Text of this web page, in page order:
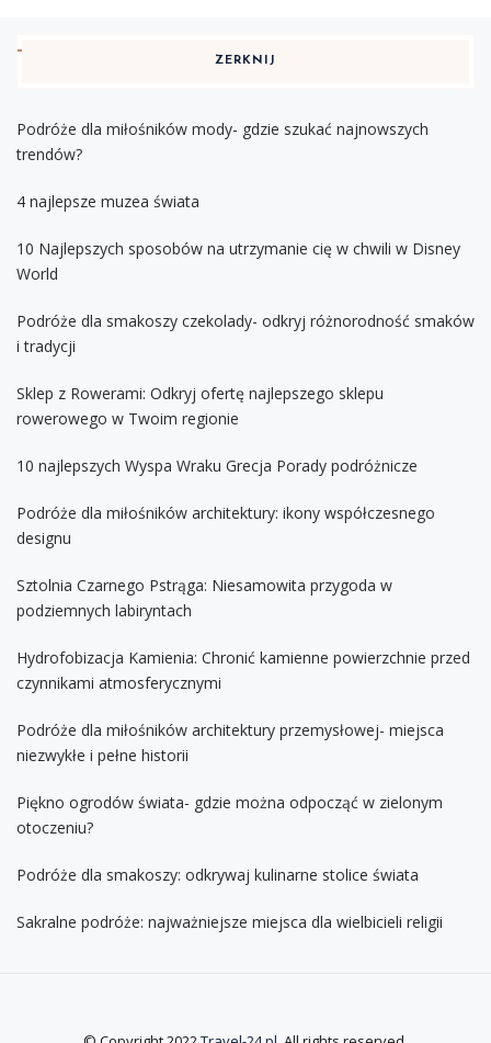
ZERKNIJ
Podróże dla miłośników mody- gdzie szukać najnowszych
trendów?
4 najlepsze muzea świata
10 Najlepszych sposobów na utrzymanie cię w chwili w Disney
World
Podróże dla smakoszy czekolady- odkryj różnorodność smaków
i tradycji
Sklep z Rowerami: Odkryj ofertę najlepszego sklepu
rowerowego w Twoim regionie
10 najlepszych Wyspa Wraku Grecja Porady podróżnicze
Podróże dla miłośników architektury: ikony współczesnego
designu
Sztolnia Czarnego Pstrąga: Niesamowita przygoda w
podziemnych labiryntach
Hydrofobizacja Kamienia: Chronić kamienne powierzchnie przed
czynnikami atmosferycznymi
Podróże dla miłośników architektury przemysłowej- miejsca
niezwykłe i pełne historii
Piękno ogrodów świata- gdzie można odpocząć w zielonym
otoczeniu?
Podróże dla smakoszy: odkrywaj kulinarne stolice świata
Sakralne podróże: najważniejsze miejsca dla wielbicieli religii